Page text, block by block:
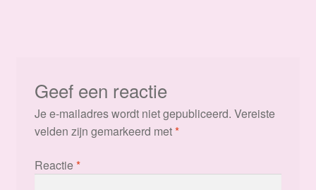
Geef een reactie
Je e-mailadres wordt niet gepubliceerd. Vereiste
velden zijn gemarkeerd met*
Reactie*